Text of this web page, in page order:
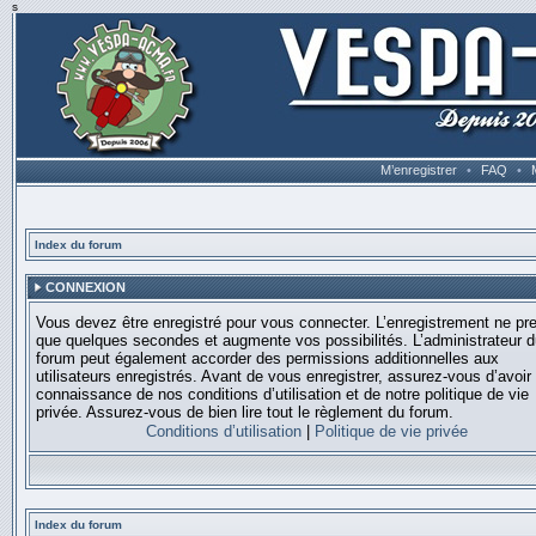
s
M’enregistrer • FAQ •
Index du forum
CONNEXION
Vous devez être enregistré pour vous connecter. L’enregistrement ne
que quelques secondes et augmente vos possibilités. L’administrateur
forum peut également accorder des permissions additionnelles aux
utilisateurs enregistrés. Avant de vous enregistrer, assurez-vous d’avoir
connaissance de nos conditions d’utilisation et de notre politique de vie
privée. Assurez-vous de bien lire tout le règlement du forum.
Conditions d’utilisation
Politique de vie privée
Index du forum